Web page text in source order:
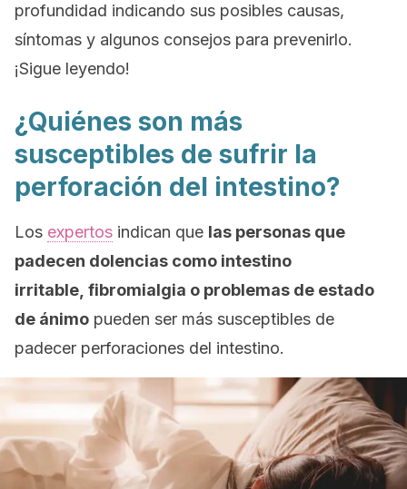
profundidad indicando sus posibles causas,
síntomas y algunos consejos para prevenirlo.
¡Sigue leyendo!
¿Quiénes son más
susceptibles de sufrir la
perforación del intestino?
Los expertos indican que las personas que
padecen dolencias como intestino
irritable, fibromialgia o problemas de estado
de ánimo pueden ser más susceptibles de
padecer perforaciones del intestino.